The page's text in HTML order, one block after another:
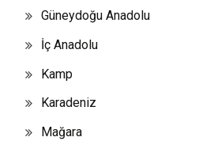
Güneydoğu Anadolu
İç Anadolu
Kamp
Karadeniz
Mağara